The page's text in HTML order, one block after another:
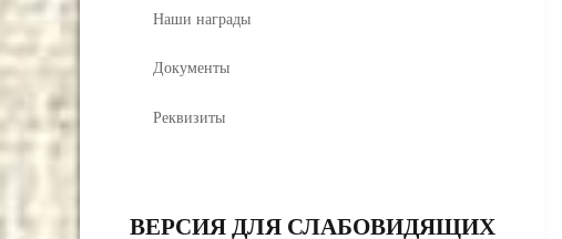
Наши награды
Документы
Реквизиты
ВЕРСИЯ ДЛЯ СЛАБОВИДЯЩИХ